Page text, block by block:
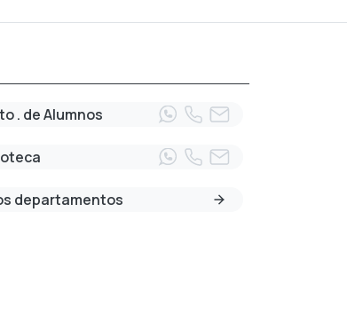
. de Alumnos
departamentos